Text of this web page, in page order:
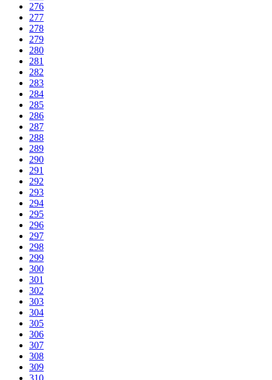
276
277
278
279
280
281
282
283
284
285
286
287
288
289
290
291
292
293
294
295
296
297
298
299
300
301
302
303
304
305
306
307
308
309
310